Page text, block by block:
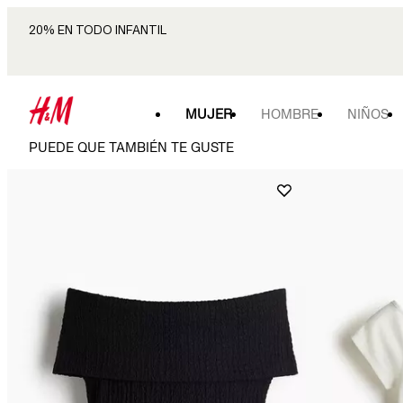
20% EN TODO INFANTIL
MUJER HOMBRE NIÑOS
PUEDE QUE TAMBIÉN TE GUSTE